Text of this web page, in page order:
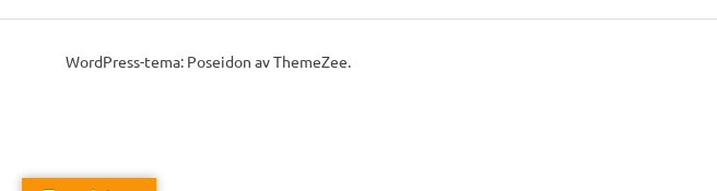
WordPress-tema: Poseidon av ThemeZee.